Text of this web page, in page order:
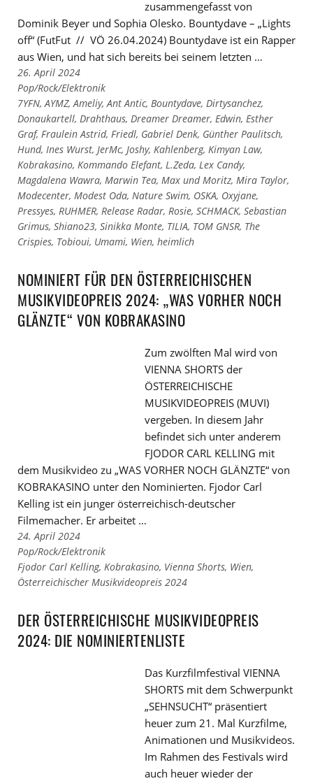
zusammengefasst von
Dominik Beyer und Sophia Olesko. Bountydave – „Lights
off“ (FutFut // VÖ 26.04.2024) Bountydave ist ein Rapper
aus Wien, und hat sich bereits bei seinem letzten …
26. April 2024
Links
zu
den
Kategorien
Pop/Rock/Elektronik
Links
zu
den
Tags
7YFN, AYMZ, Ameliy, Ant Antic, Bountydave, Dirtysanchez,
Donaukartell, Drahthaus, Dreamer Dreamer, Edwin, Esther
Graf, Fraulein Astrid, Friedl, Gabriel Denk, Günther Paulitsch,
Hund, Ines Wurst, JerMc, Joshy, Kahlenberg, Kimyan Law,
Kobrakasino, Kommando Elefant, L.Zeda, Lex Candy,
Magdalena Wawra, Marwin Tea, Max und Moritz, Mira Taylor,
Modecenter, Modest Oda, Nature Swim, OSKA, Oxyjane,
Pressyes, RUHMER, Release Radar, Rosie, SCHMACK, Sebastian
Grimus, Shiano23, Sinikka Monte, TILIA, TOM GNSR, The
Crispies, Tobioui, Umami, Wien, heimlich
NOMINIERT FÜR DEN ÖSTERREICHISCHEN
MUSIKVIDEOPREIS 2024: „WAS VORHER NOCH
GLÄNZTE“ VON KOBRAKASINO
Zum zwölften Mal wird von
VIENNA SHORTS der
ÖSTERREICHISCHE
MUSIKVIDEOPREIS (MUVI)
vergeben. In diesem Jahr
befindet sich unter anderem
FJODOR CARL KELLING mit
dem Musikvideo zu „WAS VORHER NOCH GLÄNZTE“ von
KOBRAKASINO unter den Nominierten. Fjodor Carl
Kelling ist ein junger österreichisch-deutscher
Filmemacher. Er arbeitet …
24. April 2024
Links
zu
den
Pop/Rock/Elektronik
Links
zu
Tags
Fjodor Carl Kelling, Kobrakasino, Vienna Shorts, Wien,
Österreichischer Musikvideopreis 2024
DER ÖSTERREICHISCHE MUSIKVIDEOPREIS
2024: DIE NOMINIERTENLISTE
Das Kurzfilmfestival VIENNA
SHORTS mit dem Schwerpunkt
„SEHNSUCHT“ präsentiert
heuer zum 21. Mal Kurzfilme,
Animationen und Musikvideos.
Im Rahmen des Festivals wird
auch heuer wieder der